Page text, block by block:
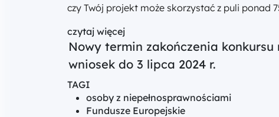
czy Twój projekt może skorzystać z puli ponad
czytaj więcej
Nowy termin zakończenia
wniosek do 3 lipca 2024 r.
TAGI
osoby z niepełnosprawnościami
Fundusze Europejskie